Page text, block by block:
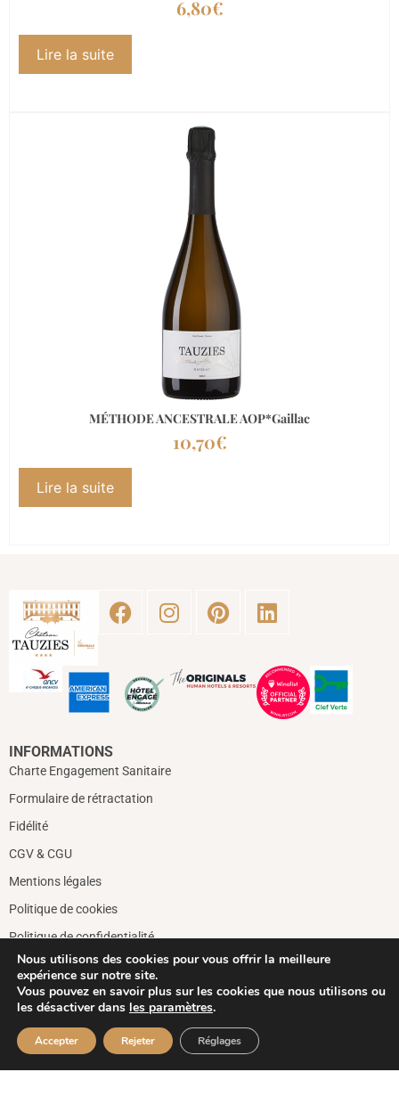
6,80€
Lire la suite
MÉTHODE ANCESTRALE AOP*Gaillac
10,70€
Lire la suite
INFORMATIONS
Charte Engagement Sanitaire
Formulaire de rétractation
Fidélité
CGV & CGU
Mentions légales
Politique de cookies
Politique de confidentialité
CONTACTS
+33 5 63 41 26 80
1850 Route de Cordes - 81600 Gaillac
Nous utilisons des cookies pour vous offrir la meilleure
expérience sur notre site.
Vous pouvez en savoir plus sur les cookies que nous utilisons ou
les désactiver dans les paramètres.
Accepter Rejeter Réglages